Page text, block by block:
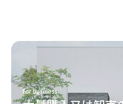
for business